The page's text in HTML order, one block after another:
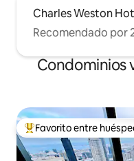
tranvía. Melbourne está a tus pies,
¡DISFRUTA! VICKI y
Charles Weston
Recomendado por
Condominios
Favorito entre
Favorito entre